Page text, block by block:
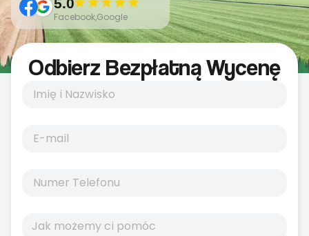
Facebook,Google
Odbierz Bezpłatną Wycenę